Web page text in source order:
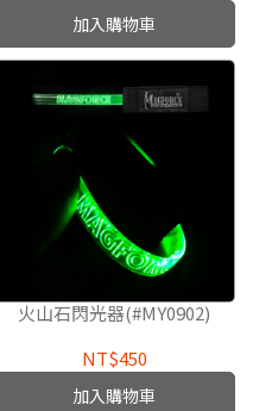
加入購物車
火山石閃光器(#MY0902)
NT$450
加入購物車